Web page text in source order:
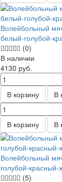
Волейбольный
белый-голубой-
(0)
В наличии
4130 руб.
В корзину В
В корзину В
Волейбольный
голубой-красный-
(5)